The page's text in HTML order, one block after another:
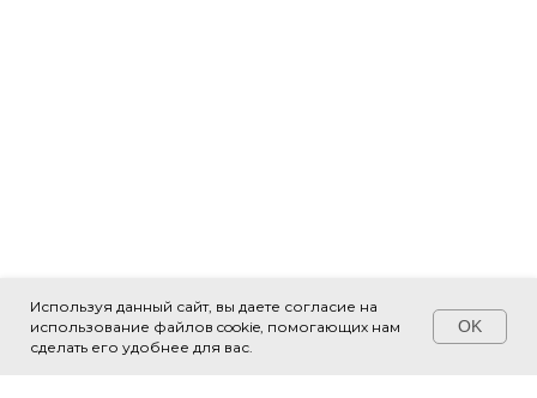
Используя данный сайт, вы даете согласие на
использование файлов cookie, помогающих нам
сделать его удобнее для вас.
OK
Свяжитесь с нами!